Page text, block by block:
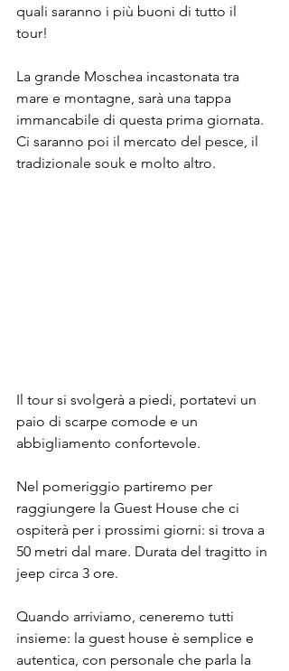
quali saranno i più buoni di tutto il
tour!
La grande Moschea incastonata tra
mare e montagne, sarà una tappa
immancabile di questa prima giornata.
Ci saranno poi il mercato del pesce, il
tradizionale souk e molto altro.
Il tour si svolgerà a piedi, portatevi un
paio di scarpe comode e un
abbigliamento confortevole.
Nel pomeriggio partiremo per
raggiungere la Guest House che ci
ospiterà per i prossimi giorni: si trova a
50 metri dal mare. Durata del tragitto in
jeep circa 3 ore.
Quando arriviamo, ceneremo tutti
insieme: la guest house è semplice e
autentica, con personale che parla la